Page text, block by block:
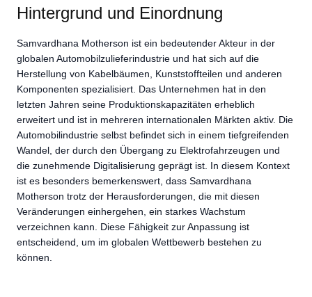
Hintergrund und Einordnung
Samvardhana Motherson ist ein bedeutender Akteur in der
globalen Automobilzulieferindustrie und hat sich auf die
Herstellung von Kabelbäumen, Kunststoffteilen und anderen
Komponenten spezialisiert. Das Unternehmen hat in den
letzten Jahren seine Produktionskapazitäten erheblich
erweitert und ist in mehreren internationalen Märkten aktiv. Die
Automobilindustrie selbst befindet sich in einem tiefgreifenden
Wandel, der durch den Übergang zu Elektrofahrzeugen und
die zunehmende Digitalisierung geprägt ist. In diesem Kontext
ist es besonders bemerkenswert, dass Samvardhana
Motherson trotz der Herausforderungen, die mit diesen
Veränderungen einhergehen, ein starkes Wachstum
verzeichnen kann. Diese Fähigkeit zur Anpassung ist
entscheidend, um im globalen Wettbewerb bestehen zu
können.